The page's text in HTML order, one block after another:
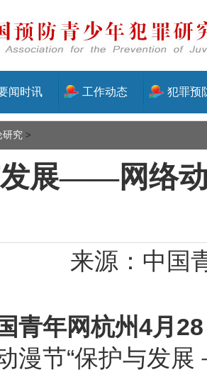
闻时讯 工作动态 犯罪预
研究 >
展——网络动
来源：中国
青年网杭州4月
漫节“保护与发